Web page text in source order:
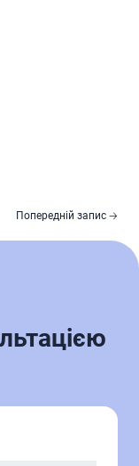
Попередній запис 🡢